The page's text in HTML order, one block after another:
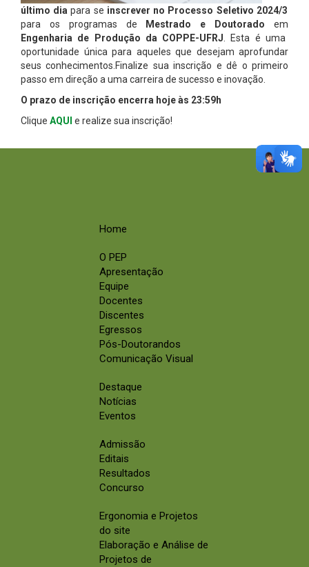
último dia para se inscrever no Processo Seletivo 2024/3
para os programas de
Mestrado e Doutorado em
Engenharia de Produção da COPPE-UFRJ. Esta é uma
oportunidade única para aqueles que desejam aprofundar
seus conhecimentos.Finalize sua inscrição e dê o primeiro
passo em direção a uma carreira de sucesso e inovação.
O prazo de inscrição encerra hoje às 23:59h
Clique AQUI e realize sua inscrição!
Home
O PEP
Apresentação
Equipe
Docentes
Discentes
Egressos
Pós-Doutorandos
Comunicação Visual
Destaque
Notícias
Eventos
Admissão
Editais
Resultados
Concurso
Ergonomia e Projetos
do site
Elaboração e Análise de
Projetos de